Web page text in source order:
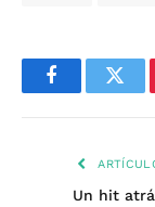
Facebook
Un hit